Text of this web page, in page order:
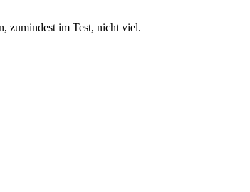
zumindest im Test, nicht viel.